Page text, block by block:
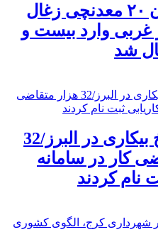
کشته شدن ۲۰ معدنچی زغال
غربی وارد بیست و
شد
کاهش نرخ بیکاری در البرز/32
کار در سامانه
نام کردند